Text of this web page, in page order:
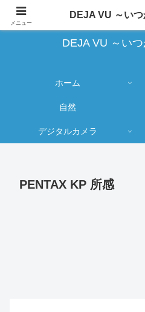
蔵出し写真の大売り出し
DEJA VU ～い
ホーム
自然
デジタルカメラ
PENTAX KP 所感
メニュー
DEJA VU ～い